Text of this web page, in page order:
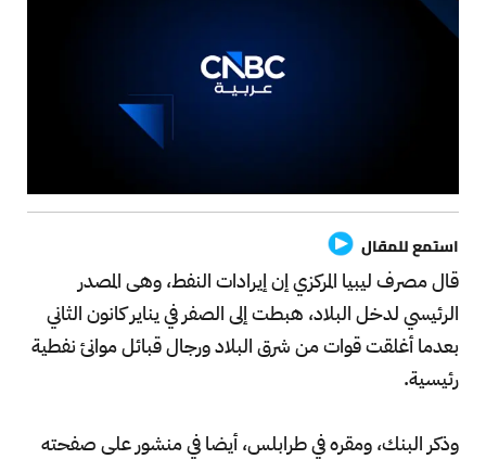
استمع للمقال
قال مصرف ليبيا المركزي إن إيرادات النفط، وهى المصدر
الرئيسي لدخل البلاد، هبطت إلى الصفر في يناير كانون الثاني
بعدما أغلقت قوات من شرق البلاد ورجال قبائل موانئ نفطية
رئيسية.
وذكر البنك، ومقره في طرابلس، أيضا في منشور على صفحته